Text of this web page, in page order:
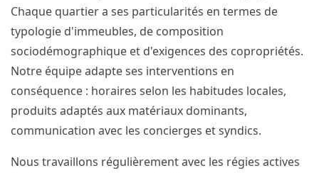
Chaque quartier a ses particularités en termes de
typologie d'immeubles, de composition
sociodémographique et d'exigences des copropriétés.
Notre équipe adapte ses interventions en
conséquence : horaires selon les habitudes locales,
produits adaptés aux matériaux dominants,
communication avec les concierges et syndics.
Nous travaillons régulièrement avec les régies actives